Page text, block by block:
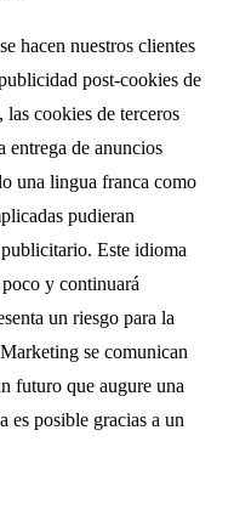
hacen nuestros clientes
post-cookies de
cookies de terceros
entrega de anuncios
una lingua franca como
pudieran
Este idioma
y continuará
un riesgo para la
se comunican
futuro que augure una
es posible gracias a un